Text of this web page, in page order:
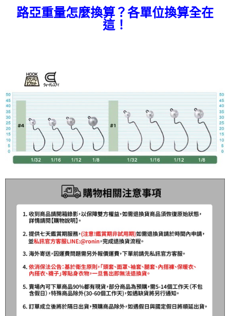
2.基於同意付款使用「大哥付你分期」之契約關係目的，商店將以您的個人
資料（包含姓名、電話或地址）提供予台灣大哥大進項蒐集、處理及利用，
由本公司與您本人進行分期帳單所需資料之確認、核對及更正。
後付繳納相關費用。
※ 交易是否成功請以「AFTEE先享後付 」之結帳頁面顯示為準，若有關於
是否繳費成功／繳費後需取消欲退款等相關疑問，請聯繫「AFTEE先享後付
易，需依本服務之必要範圍內提供個人資料，並將交易相關給付款項請求債
權轉讓予恩沛科技股份有限公司。
２．關於個人資料處理事宜，請瀏覽以下網址：
https://aftee.tw/terms/#terms3
３．未成年的使用者請事先徵得法定代理人或監護人之同意方可使用
「AFTEE先享後付」，若未經同意申辦者引起之損失，本公司不負相關責
任。
４．使用「AFTEE先享後付」時，將依據個別帳號之用戶狀況，依本公司即
時審查核予不同之上限額度；若仍有額度不足之情形，本公司將視審查結果
請求用戶進行身份認證。
５．嚴禁一人註冊多個帳號或使用他人資訊註冊。若發現惡意使用之情形，
每筆NT$60，滿NT$1,200(含以上)免運費
每筆NT$100，滿NT$2,000(含以上)免運費
離島一般宅配
每筆NT$200，滿NT$2,000(含以上)免運費
貨到付款（門市自取請勿下單，請聯繫客服）
每筆NT$200，滿NT$3,000(含以上)免運費
計)，訂單才得以成立**)
路亞重量怎麼換算？各單位換算全在
這！